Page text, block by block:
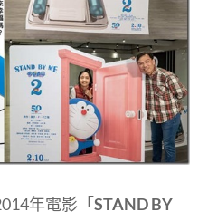
年電影「STAND BY